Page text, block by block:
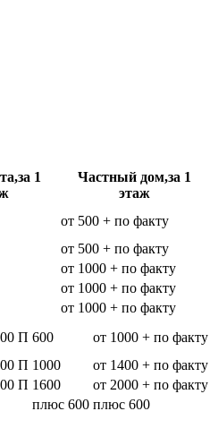
1
Частный дом,за 1
этаж
от 500 + по факту
от 500 + по факту
от 1000 + по факту
от 1000 + по факту
от 1000 + по факту
П 600
от 1000 + по факту
П 1000
от 1400 + по факту
П 1600
от 2000 + по факту
плюс 600 плюс 600